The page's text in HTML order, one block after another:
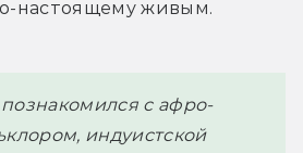
настоящему живым.
познакомился с афро-
индуистской